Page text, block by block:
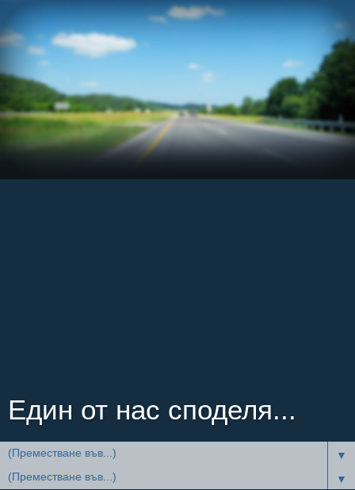
Един от нас споделя...
▼
▼